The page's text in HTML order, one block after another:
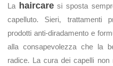
La haircaresi sposta
capelluto. Sieri, trattamenti
prodotti anti-diradamento e
alla consapevolezza che la
radice. La cura dei capelli non